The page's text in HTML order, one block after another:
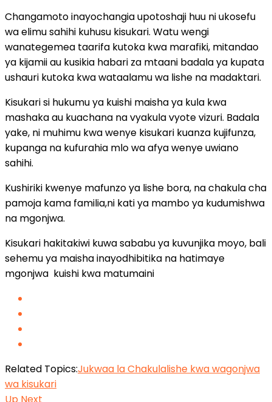
Changamoto inayochangia upotoshaji huu ni ukosefu
wa elimu sahihi kuhusu kisukari. Watu wengi
wanategemea taarifa kutoka kwa marafiki, mitandao
ya kijamii au kusikia habari za mtaani badala ya kupata
ushauri kutoka kwa wataalamu wa lishe na madaktari.
Kisukari si hukumu ya kuishi maisha ya kula kwa
mashaka au kuachana na vyakula vyote vizuri. Badala
yake, ni muhimu kwa wenye kisukari kuanza kujifunza,
kupanga na kufurahia mlo wa afya wenye uwiano
sahihi.
Kushiriki kwenye mafunzo ya lishe bora, na chakula cha
pamoja kama familia,ni kati ya mambo ya kudumishwa
na mgonjwa.
Kisukari hakitakiwi kuwa sababu ya kuvunjika moyo, bali
sehemu ya maisha inayodhibitika na hatimaye
mgonjwa kuishi kwa matumaini
Related Topics:Jukwaa la Chakulalishe kwa wagonjwa
wa kisukari